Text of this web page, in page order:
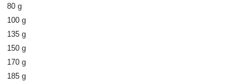
80 g
100 g
135 g
150 g
170 g
185 g